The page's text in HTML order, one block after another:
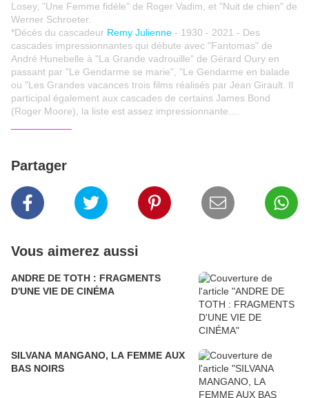
Losey, "Une Femme fidèle" de Roger Vadim, et "Nuit de chien" de
Werner Schroeter.
*Décès du cascadeur Remy Julienne - 1930 - 2021 - Des
cascades impressionnantes qui débute avec "Fantomas" de
André Hunebelle à "La Grande vadrouille" de Gérard Oury en
passant par "Le Gendarme se marie", "Le Gendarme en balade
ou "Les Grandes vacances trois films réalisés par Jean Girault. Il
participal également aux cascades de certains James Bond
(Roger Moore), la liste est assez impressionnante....
Partager
Vous aimerez aussi
ANDRE DE TOTH : FRAGMENTS
D'UNE VIE DE CINÉMA
SILVANA MANGANO, LA FEMME AUX
BAS NOIRS